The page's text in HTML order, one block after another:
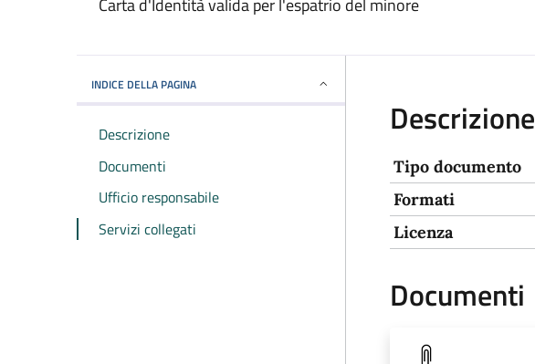
Carta d'Identità valida per l'espatrio del minore
INDICE DELLA PAGINA
Descrizione
Documenti
Ufficio responsabile
Servizi collegati
Descrizione
Tipo documento
Formati
Licenza
Documenti